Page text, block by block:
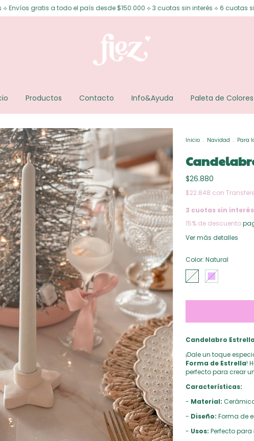
el país desde $150.000 ⟡ 3 cuotas sin interés ⟡ 6 cuotas sin interés desde
Productos Contacto Info&Ayuda Paleta de Colores
Inicio . Navidad . Para
$26.880
$22.848 con
3 cuotas sin interés
15% de descuento
Ver más detalles
Color: Natural
Candelabro Estrella
¡Dale un toque
Forma de Estrella!
perfecto para crear
Características:
- Material:
- Diseño: Forma de
- Usos: Perfecto